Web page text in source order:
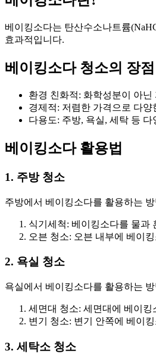
베이킹소다는 탄산수소나트륨
효과적입니다.
베이킹소다 청소의 장점
환경 친화적: 화학성분이 아
경제적: 저렴한 가격으로 다
다용도: 주방, 욕실, 세탁 등
베이킹소다 활용법
1. 주방 청소
주방에서 베이킹소다를 활용하는
식기세척: 베이킹소다를 물과
오븐 청소: 오븐 내부에 베이
2. 욕실 청소
욕실에서 베이킹소다를 활용하는
세면대 청소: 세면대에 베이
변기 청소: 변기 안쪽에 베이
3. 세탁소 청소